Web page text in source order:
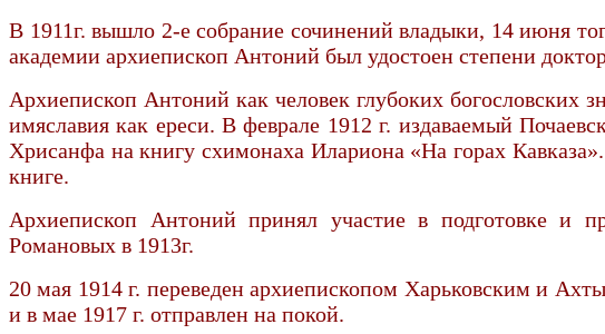
В 1911г. вышло 2-е собрание сочинений владыки, 14 июня
академии архиепископ Антоний был удостоен степени
Архиепископ Антоний как человек глубоких
имяславия как ереси. В феврале 1912 г. издаваемый
Хрисанфа на книгу схимонаха Илариона «На горах
книге.
Архиепископ Антоний принял участие в подготовке и
Романовых в 1913г.
20 мая 1914 г. переведен архиепископом Харьковским и
и в мае 1917 г. отправлен на покой.